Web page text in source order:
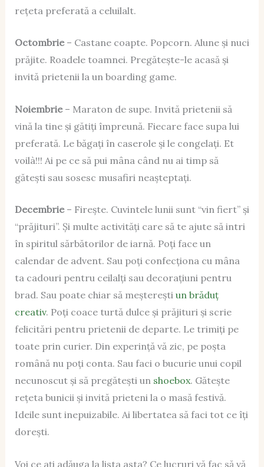
rețeta preferată a celuilalt.
Octombrie– Castane coapte. Popcorn. Alune și nuci
prăjite. Roadele toamnei. Pregătește-le acasă și
invită prietenii la un boarding game.
Noiembrie– Maraton de supe. Invită prietenii să
vină la tine și gătiți împreună. Fiecare face supa lui
preferată. Le băgați în caserole și le congelați. Et
voilà!!! Ai pe ce să pui mâna când nu ai timp să
gătești sau sosesc musafiri neașteptați.
Decembrie– Firește. Cuvintele lunii sunt “vin fiert” și
“prăjituri”. Și multe activități care să te ajute să intri
în spiritul sărbătorilor de iarnă. Poți face un
calendar de advent. Sau poți confecționa cu mâna
ta cadouri pentru ceilalți sau decorațiuni pentru
brad. Sau poate chiar să meșterești un brăduț
creativ. Poți coace turtă dulce și prăjituri și scrie
felicitări pentru prietenii de departe. Le trimiți pe
toate prin curier. Din experință vă zic, pe poșta
română nu poți conta. Sau faci o bucurie unui copil
necunoscut și să pregătești un shoebox. Gătește
rețeta bunicii și invită prieteni la o masă festivă.
Ideile sunt inepuizabile. Ai libertatea să faci tot ce îți
dorești.
Voi ce ați adăuga la lista asta? Ce lucruri vă fac să vă